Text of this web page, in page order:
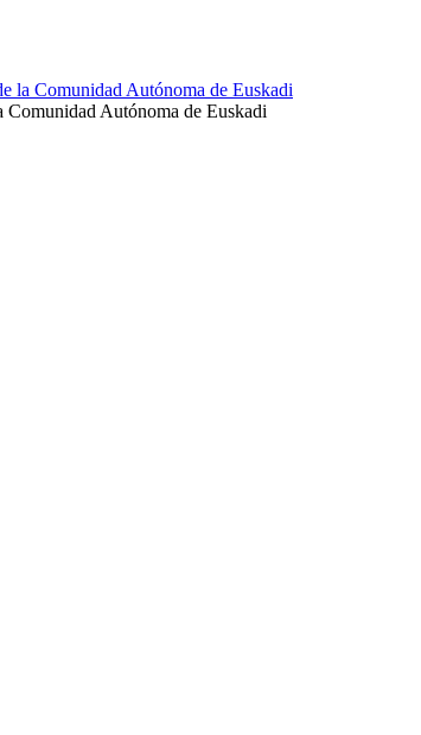
la Comunidad Autónoma de Euskadi
Comunidad Autónoma de Euskadi